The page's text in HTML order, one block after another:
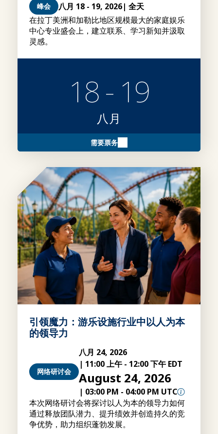
峰会 八月 18 - 19, 2026| 全天
在拉丁美洲和加勒比地区规模最大的家庭娱乐
中心专业盛会上，建立联系、学习新知并汲取
灵感。
18 - 19
八月
需要票务
引领魔力：游乐设施行业中以人为本
的领导力
网络研讨会
八月 24, 2026
| 11:00 上午 - 12:00 下午 EDT
August 24, 2026
| 03:00 PM - 04:00 PM UTC
本次网络研讨会将探讨以人为本的领导力如何
通过释放团队潜力、提升绩效并创造持久的竞
争优势，助力组织蓬勃发展。